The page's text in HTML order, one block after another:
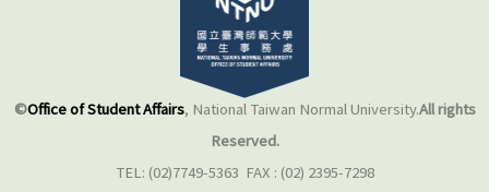
嗎？
©Office of Student Affairs, National Taiwan Normal University.All rights
Reserved.
TEL: (02)7749-5363 FAX : (02) 2395-7298